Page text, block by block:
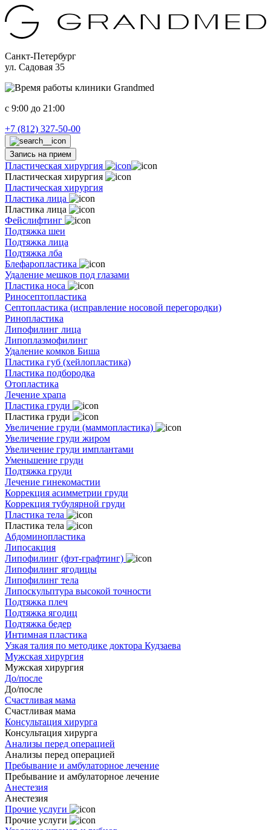
Санкт-Петербург
ул. Садовая 35
c 9:00 до 21:00
+7 (812) 327-50-00
Запись на прием
Пластическая хирургия
Пластическая хирургия
Пластическая хирургия
Пластика лица
Пластика лица
Фейслифтинг
Подтяжка шеи
Подтяжка лица
Подтяжка лба
Блефаропластика
Удаление мешков под глазами
Пластика носа
Риносептопластика
Септопластика (исправление носовой перегородки)
Ринопластика
Липофилинг лица
Липоплазмофилинг
Удаление комков Биша
Пластика губ (хейлопластика)
Пластика подбородка
Отопластика
Лечение храпа
Пластика груди
Пластика груди
Увеличение груди (маммопластика)
Увеличение груди жиром
Увеличение груди имплантами
Уменьшение груди
Подтяжка груди
Лечение гинекомастии
Коррекция асимметрии груди
Коррекция тубулярной груди
Пластика тела
Пластика тела
Абдоминопластика
Липосакция
Липофилинг (фэт-графтинг)
Липофилинг ягодицы
Липофилинг тела
Липоскульптура высокой точности
Подтяжка плеч
Подтяжка ягодиц
Подтяжка бедер
Интимная пластика
Узкая талия по методике доктора Кудзаева
Мужская хирургия
Мужская хирургия
До/после
До/после
Счастливая мама
Счастливая мама
Консультация хирурга
Консультация хирурга
Анализы перед операцией
Анализы перед операцией
Пребывание и амбулаторное лечение
Пребывание и амбулаторное лечение
Анестезия
Анестезия
Прочие услуги
Прочие услуги